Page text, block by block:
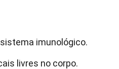
imunológico.
livres no corpo.